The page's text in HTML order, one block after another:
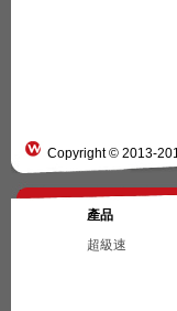
Copyright © 2013-
產品
超級速